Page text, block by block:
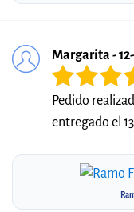
Margarita -
Pedido
entregado el